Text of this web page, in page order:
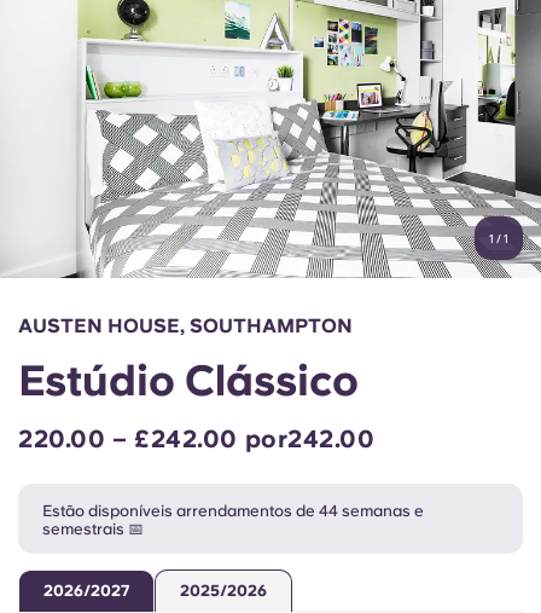
Mais
Conta Língua
English (GB)
Chinese
Español
Català
Deutsch
Selecione um país
Reservar agora
Español
Català Deutsch
Italian French
Portuguese
1 /1
AUSTEN HOUSE, SOUTHAMPTON
Estúdio Clássico
220.00 – £242.00 por242.00
Estão disponíveis arrendamentos de 44 semanas e
semestrais 📅
2026/2027 2025/2026